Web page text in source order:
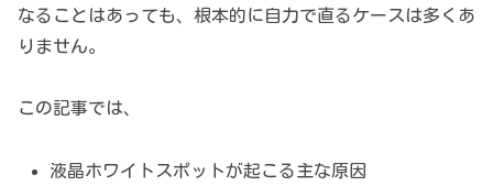
なることはあっても、根本的に自力で直るケースは多くあ
りません。
この記事では、
液晶ホワイトスポットが起こる主な原因